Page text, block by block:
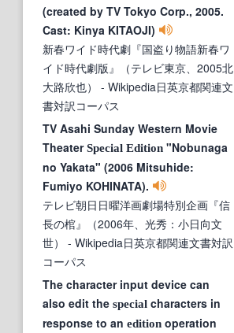
(created by TV Tokyo Corp., 2005.
Cast: Kinya KITAOJI)
新春ワイド時代劇『国盗り物語新春ワ
イド時代劇版』（テレビ東京、2005北
大路欣也）
- Wikipedia日英京都関連文
書対訳コーパス
TV Asahi Sunday Western Movie
TheaterSpecial Edition "Nobunaga
no Yakata" (2006 Mitsuhide:
Fumiyo KOHINATA).
テレビ朝日日曜洋画劇場特別企画『信
長の棺』（2006年、光秀：小日向文
世）
- Wikipedia日英京都関連文書対訳
コーパス
The character input device can
also edit the special characters in
response to an edition operation